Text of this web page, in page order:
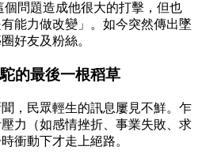
問題造成他很大的打擊，但也
能力做改變」。如今突然傳出墜
好友及粉絲。
的最後一根稻草
，民眾輕生的訊息屢見不鮮。乍
力（如感情挫折、事業失敗、求
衝動下才走上絕路。